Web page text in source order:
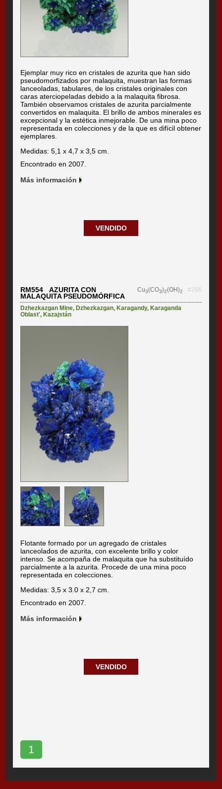
Ejemplar muy rico en cristales de azurita que han sido
pseudomorfizados por malaquita, muestran las formas
lanceoladas, tabulares, de los cristales originales con
caras aterciopeladas debido a la malaquita fibrosa.
También observamos cristales de azurita parcialmente
convertidos en malaquita. El brillo de ambos minerales es
excepcional y la estética inmejorable. De una mina poco
representada en colecciones y de la que es difícil obtener
ejemplares.
Medidas: 5,1 x 4,7 x 3,5 cm.
Encontrado en 2007.
Más información
VENDIDO
RM554 AZURITA CON
MALAQUITA PSEUDOMÓRFICA
Cu3(CO3)2(OH)2 #266
Dzhezkazgan Mine,Dzhezkazgan,Karagandy,Karaganda
Oblast',Kazajstán
Flotante formado por un agregado de cristales
lanceolados de azurita, con excelente brillo y color
intenso. Se acompaña de malaquita que ha substituído
parcialmente a la azurita. Procede de una mina poco
representada en colecciones.
Medidas: 3,5 x 3.0 x 2,7 cm.
Encontrado en 2007.
Más información
VENDIDO
1